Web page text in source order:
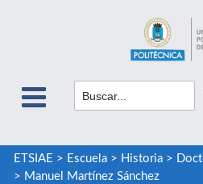
ETSIAE > Escuela> Historia>
> Manuel Martínez Sánchez